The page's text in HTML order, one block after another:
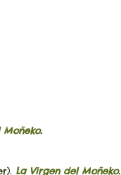
Moñeko.
La Virgen del Moñeko.